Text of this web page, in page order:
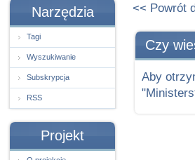
Narzędzia
Tagi
Wyszukiwanie
Subskrypcja
RSS
Projekt
<< Powrót
Czy
Aby